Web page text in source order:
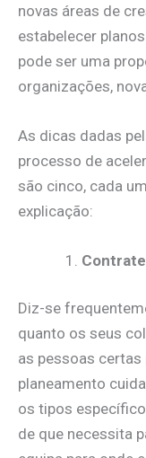
novas áreas de
estabelecer
pode ser uma
organizações,
As dicas dadas
processo de
são cinco, cada
explicação:
Diz-se
quanto os seus
as pessoas certas
planeamento
os tipos
de que necessita